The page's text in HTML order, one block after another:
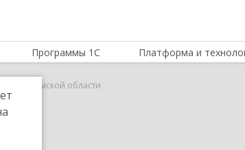
Программы 1С Платформа и
в Омской области